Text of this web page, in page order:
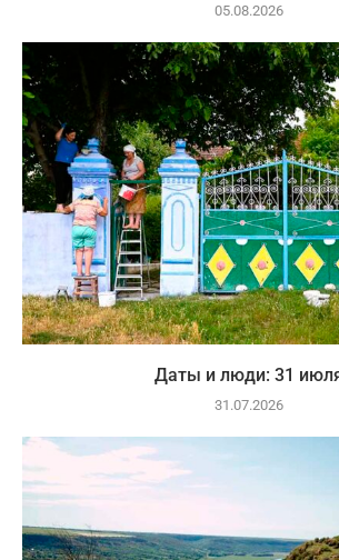
05.08.2026
Даты и люди: 31
31.07.2026